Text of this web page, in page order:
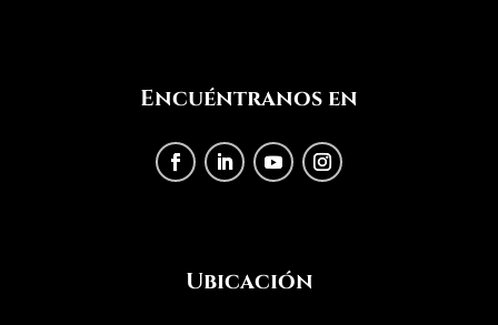
Encuéntranos en
Ubicación